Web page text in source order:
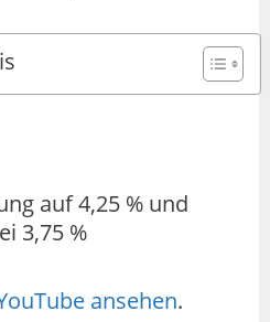
auf 4,25 % und
3,75 %
ansehen.